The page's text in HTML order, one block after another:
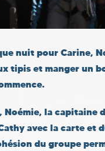
nuit pour Carine,
tipis et manger un
la capitaine
avec la carte et
du groupe